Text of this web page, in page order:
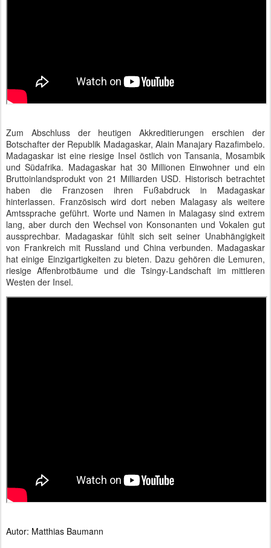
Zum Abschluss der heutigen Akkreditierungen erschien der
Botschafter der Republik Madagaskar, Alain Manajary Razafimbelo.
Madagaskar ist eine riesige Insel östlich von Tansania, Mosambik
und Südafrika. Madagaskar hat 30 Millionen Einwohner und ein
Bruttoinlandsprodukt von 21 Milliarden USD. Historisch betrachtet
haben die Franzosen ihren Fußabdruck in Madagaskar
hinterlassen. Französisch wird dort neben Malagasy als weitere
Amtssprache geführt. Worte und Namen in Malagasy sind extrem
lang, aber durch den Wechsel von Konsonanten und Vokalen gut
aussprechbar. Madagaskar fühlt sich seit seiner Unabhängigkeit
von Frankreich mit Russland und China verbunden. Madagaskar
hat einige Einzigartigkeiten zu bieten. Dazu gehören die Lemuren,
riesige Affenbrotbäume und die Tsingy-Landschaft im mittleren
Westen der Insel.
Autor: Matthias Baumann